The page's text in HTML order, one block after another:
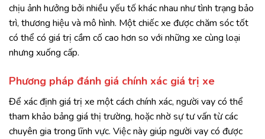
chịu ảnh hưởng bởi nhiều yếu tố khác nhau như tình trạng bảo
trì, thương hiệu và mô hình. Một chiếc xe được chăm sóc tốt
có thể có giá trị cầm cố cao hơn so với những xe cùng loại
nhưng xuống cấp.
Phương pháp đánh giá chính xác giá trị xe
Để xác định giá trị xe một cách chính xác, người vay có thể
tham khảo bảng giá thị trường, hoặc nhờ sự tư vấn từ các
chuyên gia trong lĩnh vực. Việc này giúp người vay có được